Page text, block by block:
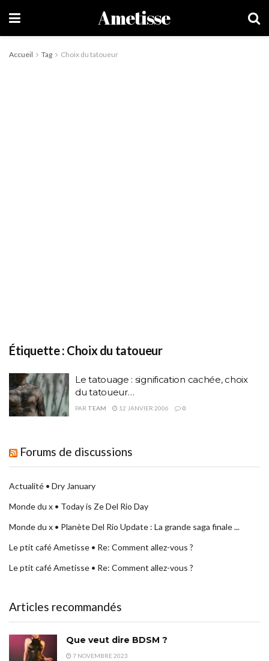
Ametisse
Accueil Tag Choix du tatoueur
Étiquette : Choix du tatoueur
Le tatouage : signification cachée, choix
du tatoueur…
PAR TEAM 12 JANVIER 2006 0
Forums de discussions
Actualité • Dry January
Monde du x • Today is Ze Del Rio Day
Monde du x • Planète Del Rio Update : La grande saga finale ...
Le ptit café Ametisse • Re: Comment allez-vous ?
Le ptit café Ametisse • Re: Comment allez-vous ?
Articles recommandés
Que veut dire BDSM ?
7 NOVEMBRE 2023